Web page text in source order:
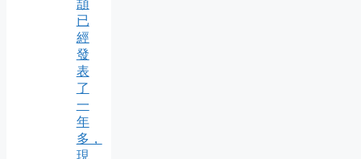
頡
已
經
發
表
了
一
年
多，
現